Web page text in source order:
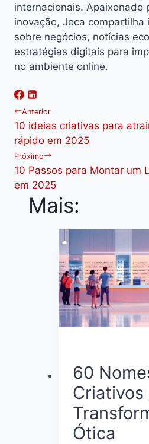
internacionais. Apaixonado
inovação, Joca compartilha
sobre negócios, notícias
estratégias digitais para
no ambiente online.
Navegação
de
Post
Anterior
10 ideias criativas para
rápido em 2025
Próximo
10 Passos para Montar um
em 2025
Mais:
60
Criativos
Ótica